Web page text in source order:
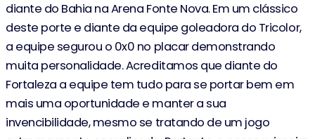
diante do Bahia na Arena Fonte Nova. Em um clássico
deste porte e diante da equipe goleadora do Tricolor,
a equipe segurou o 0x0 no placar demonstrando
muita personalidade. Acreditamos que diante do
Fortaleza a equipe tem tudo para se portar bem em
mais uma oportunidade e manter a sua
invencibilidade, mesmo se tratando de um jogo